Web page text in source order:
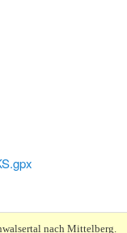
nach Mittelberg.